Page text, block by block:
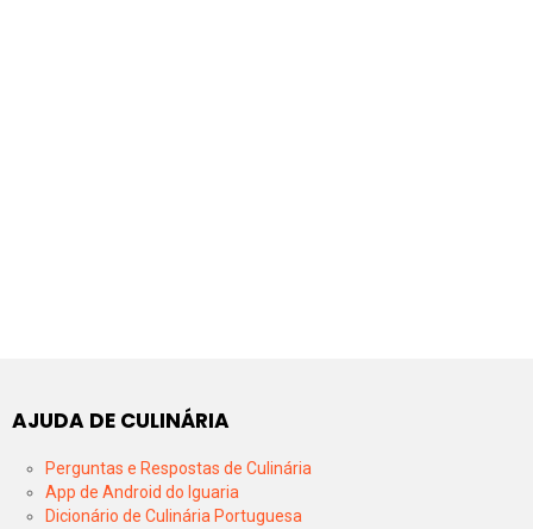
AJUDA DE CULINÁRIA
Perguntas e Respostas de Culinária
App de Android do Iguaria
Dicionário de Culinária Portuguesa